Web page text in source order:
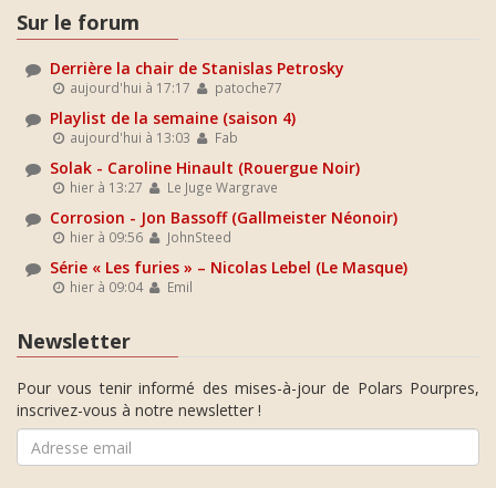
Sur le forum
Derrière la chair de Stanislas Petrosky
aujourd'hui à 17:17 patoche77
Playlist de la semaine (saison 4)
aujourd'hui à 13:03 Fab
Solak - Caroline Hinault (Rouergue Noir)
hier à 13:27 Le Juge Wargrave
Corrosion - Jon Bassoff (Gallmeister Néonoir)
hier à 09:56 JohnSteed
Série « Les furies » – Nicolas Lebel (Le Masque)
hier à 09:04 Emil
Newsletter
Pour vous tenir informé des mises-à-jour de Polars Pourpres,
inscrivez-vous à notre newsletter !